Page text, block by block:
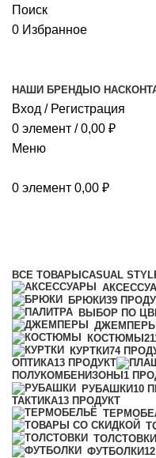
Поиск
0 Избранное
НАШИ БРЕНДЫ О НАС
Вход / Регистрация
0 элемент / 0,00 ₽
Меню
0 элемент 0,00 ₽
ВСЕ ТОВАРЫ CASUAL
БРЮКИ39
ВЫБОР ПО
КОСТЮМЫ
КУРТКИ74
ОПТИКА13 ПРОДУКТ
ПОЛУКОМБЕНИЗОНЫ 1
РУБАШКИ10
ТАКТИКА13 ПРОДУКТ
ТОЛСТОВКИ
ФУТБОЛКИ